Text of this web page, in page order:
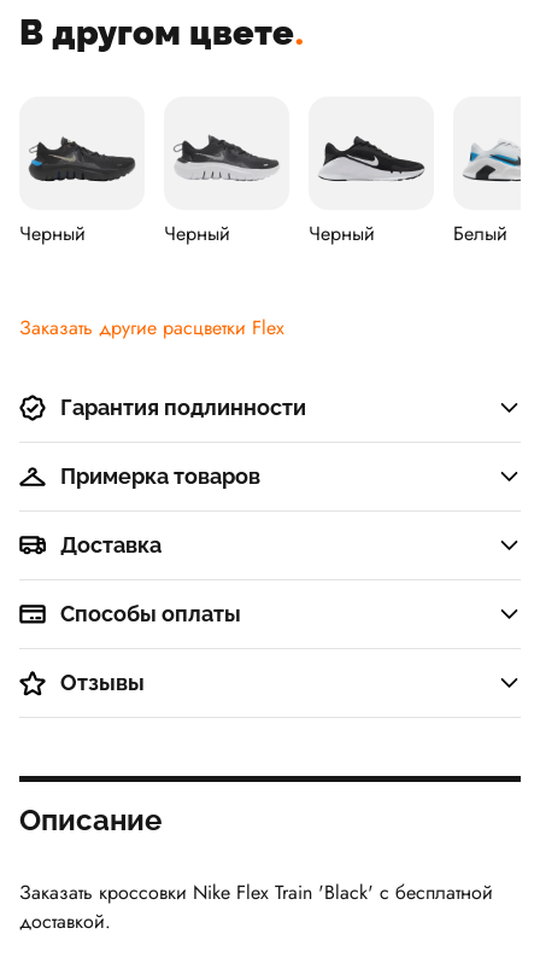
В другом цвете.
Черный Черный Черный Белый
Заказать другие расцветки Flex
Гарантия подлинности
Примерка товаров
Доставка
Способы оплаты
Отзывы
Описание
Заказать кроссовки Nike Flex Train 'Black' с бесплатной
доставкой.